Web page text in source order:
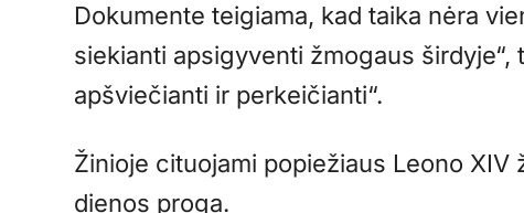
Dokumente teigiama, kad taika nėra
siekianti apsigyventi žmogaus
apšviečianti ir perkeičianti“.
Žinioje cituojami popiežiaus Leono
dienos proga.